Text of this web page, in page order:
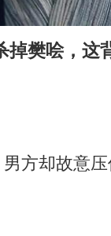
起诉医院：本
作业晚上夜市
台风影响多个海
掉樊哙，这
方却故意